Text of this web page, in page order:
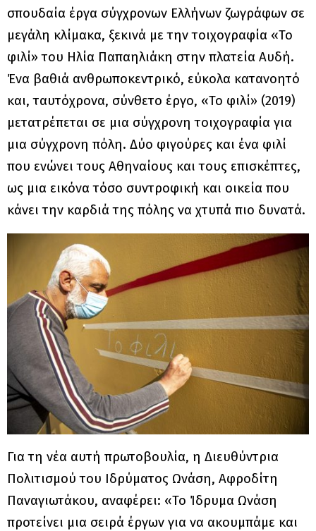
σπουδαία έργα σύγχρονων Ελλήνων ζωγράφων σε
μεγάλη κλίμακα, ξεκινά με την τοιχογραφία «Το
φιλί» του Ηλία Παπαηλιάκη στην πλατεία Αυδή.
Ένα βαθιά ανθρωποκεντρικό, εύκολα κατανοητό
και, ταυτόχρονα, σύνθετο έργο, «Το φιλί» (2019)
μετατρέπεται σε μια σύγχρονη τοιχογραφία για
μια σύγχρονη πόλη. Δύο φιγούρες και ένα φιλί
που ενώνει τους Αθηναίους και τους επισκέπτες,
ως μια εικόνα τόσο συντροφική και οικεία που
κάνει την καρδιά της πόλης να χτυπά πιο δυνατά.
Για τη νέα αυτή πρωτοβουλία, η Διευθύντρια
Πολιτισμού του Ιδρύματος Ωνάση, Αφροδίτη
Παναγιωτάκου, αναφέρει: «Το Ίδρυμα Ωνάση
προτείνει μια σειρά έργων για να ακουμπάμε και